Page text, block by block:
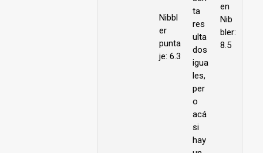
Nibbl
er
punta
je: 6.3
ta
res
ulta
dos
igua
les,
per
o
acá
si
hay
en
Nib
bler:
8.5